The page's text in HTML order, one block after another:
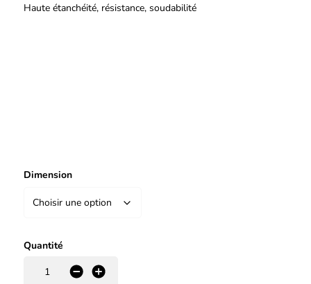
Haute étanchéité, résistance, soudabilité
Dimension
Quantité
+
-